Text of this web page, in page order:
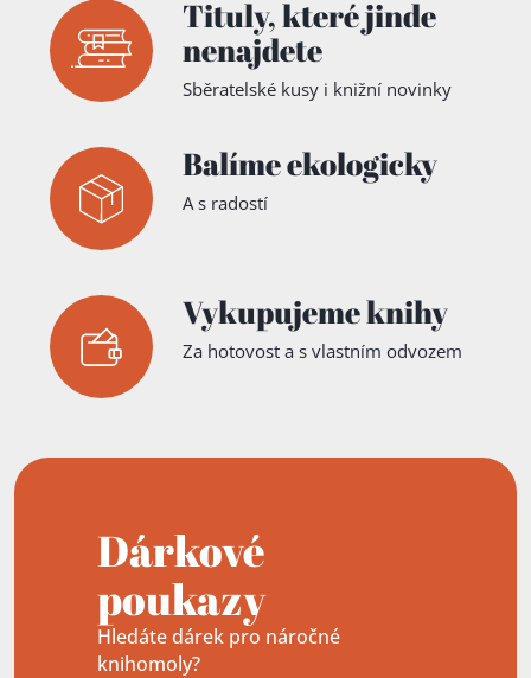
Tituly,které jinde
nenajdete
Sběratelské kusy i knižní novinky
Balíme ekologicky
A s radostí
Vykupujeme knihy
Za hotovost a s vlastním odvozem
Dárkové
poukazy
Hledáte dárek pro náročné
knihomoly?